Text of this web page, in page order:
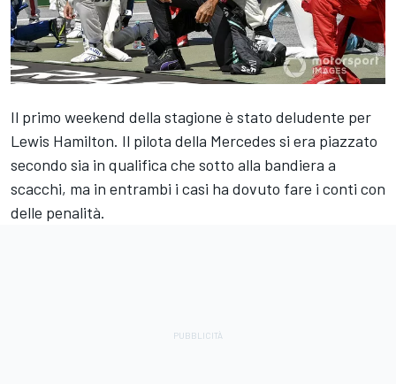
Il primo weekend della stagione è stato deludente per
Lewis Hamilton. Il pilota della Mercedes si era piazzato
secondo sia in qualifica che sotto alla bandiera a
scacchi, ma in entrambi i casi ha dovuto fare i conti con
delle penalità.